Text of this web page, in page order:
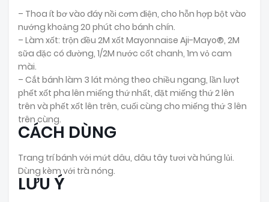
– Thoa ít bơ vào đáy nồi cơm điện, cho hỗn hợp bột vào
nướng khoảng 20 phút cho bánh chín.
– Làm xốt: trộn đều 2M xốt Mayonnaise Aji-Mayo®, 2M
sữa đặc có đường, 1/2M nước cốt chanh, 1m vỏ cam
mài.
– Cắt bánh làm 3 lát mỏng theo chiều ngang, lần lượt
phết xốt pha lên miếng thứ nhất, đặt miếng thứ 2 lên
trên và phết xốt lên trên, cuối cùng cho miếng thứ 3 lên
trên cùng.
CÁCH DÙNG
Trang trí bánh với mứt dâu, dâu tây tươi và húng lủi.
Dùng kèm với trà nóng.
LƯU Ý